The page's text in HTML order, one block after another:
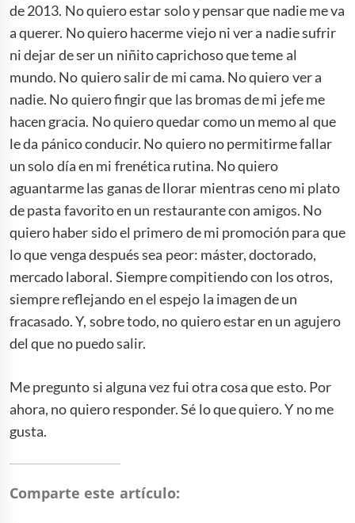
de 2013. No quiero estar solo y pensar que nadie me va
a querer. No quiero hacerme viejo ni ver a nadie sufrir
ni dejar de ser un niñito caprichoso que teme al
mundo. No quiero salir de mi cama. No quiero ver a
nadie. No quiero fingir que las bromas de mi jefe me
hacen gracia. No quiero quedar como un memo al que
le da pánico conducir. No quiero no permitirme fallar
un solo día en mi frenética rutina. No quiero
aguantarme las ganas de llorar mientras ceno mi plato
de pasta favorito en un restaurante con amigos. No
quiero haber sido el primero de mi promoción para que
lo que venga después sea peor: máster, doctorado,
mercado laboral. Siempre compitiendo con los otros,
siempre reflejando en el espejo la imagen de un
fracasado. Y, sobre todo, no quiero estar en un agujero
del que no puedo salir.
Me pregunto si alguna vez fui otra cosa que esto. Por
ahora, no quiero responder. Sé lo que quiero. Y no me
gusta.
Comparte este artículo: